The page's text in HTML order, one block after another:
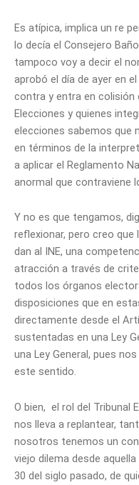
Es atípica, implica un re
lo decía el Consejero
tampoco voy a decir el
aprobó el día de ayer en
contra y entra en colisión
Elecciones y quienes
elecciones sabemos que
en términos de la
a aplicar el Reglamento
anormal que contraviene
Y no es que tengamos,
reflexionar, pero creo
dan al INE, una
atracción a través de
todos los órganos
disposiciones que en
directamente desde el
sustentadas en una Ley
una Ley General, pues
este sentido.
O bien, el rol del Tribunal
nos lleva a replantear,
nosotros tenemos un
viejo dilema desde
30 del siglo pasado, de